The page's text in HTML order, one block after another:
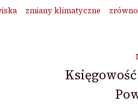
zmiany klimatyczne